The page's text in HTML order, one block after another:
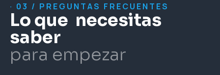
· 03 / PREGUNTAS FRECUENTES
Lo que necesitas
saber
para empezar